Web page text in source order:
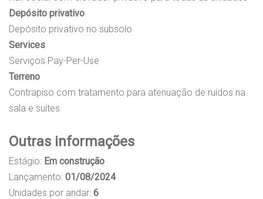
Depósito privativo
Depósito privativo no subsolo
Services
Serviços Pay-Per-Use
Terreno
Contrapiso com tratamento para atenuação de ruídos na
sala e suítes
Outras informações
Estágio: Em construção
Lançamento: 01/08/2024
Unidades por andar: 6